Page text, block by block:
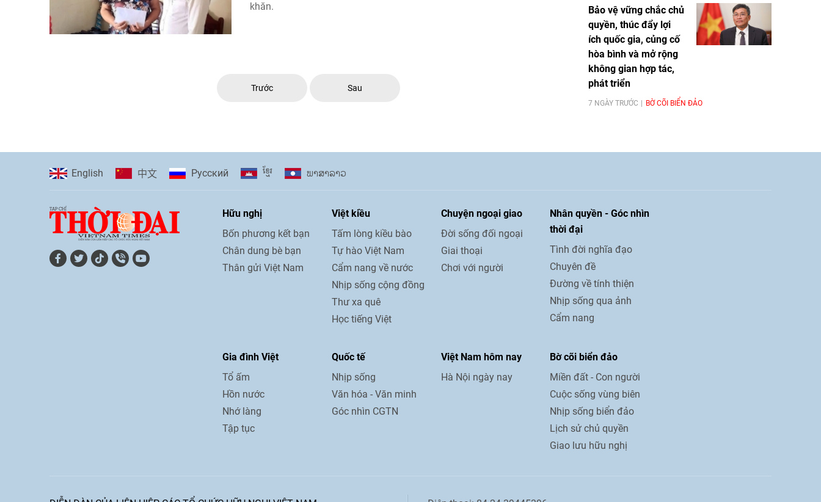
khăn.
Trước Sau
Bảo vệ vững chắc chủ
quyền, thúc đẩy lợi
ích quốc gia, củng cố
hòa bình và mở rộng
không gian hợp tác,
phát triển
7 NGÀY TRƯỚC BỜ CÕI BIỂN ĐẢO
English 中文 Pусский ខ្មែរ ພາ​ສາ​ລາວ
Hữu nghị
Bốn phương kết bạn
Chân dung bè bạn
Thân gửi Việt Nam
Việt kiều
Tấm lòng kiều bào
Tự hào Việt Nam
Cẩm nang về nước
Nhịp sống cộng đồng
Thư xa quê
Học tiếng Việt
Chuyện ngoại giao
Đời sống đối ngoại
Giai thoại
Chơi với người
Nhân quyền - Góc nhìn
thời đại
Tình đời nghĩa đạo
Chuyên đề
Đường về tính thiện
Nhịp sống qua ảnh
Cẩm nang
Gia đình Việt
Tổ ấm
Hồn nước
Nhớ làng
Tập tục
Quốc tế
Nhịp sống
Văn hóa - Văn minh
Góc nhìn CGTN
Việt Nam hôm nay
Hà Nội ngày nay
Bờ cõi biển đảo
Miền đất - Con người
Cuộc sống vùng biên
Nhịp sống biển đảo
Lịch sử chủ quyền
Giao lưu hữu nghị